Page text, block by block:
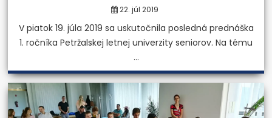
22. júl 2019
V piatok 19. júla 2019 sa uskutočnila posledná prednáška
1. ročníka Petržalskej letnej univerzity seniorov. Na tému
...